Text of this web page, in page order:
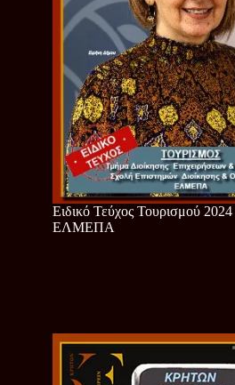
Ειδικό Τεύχος Τουρισμού 2024
ΕΛΜΕΠΑ